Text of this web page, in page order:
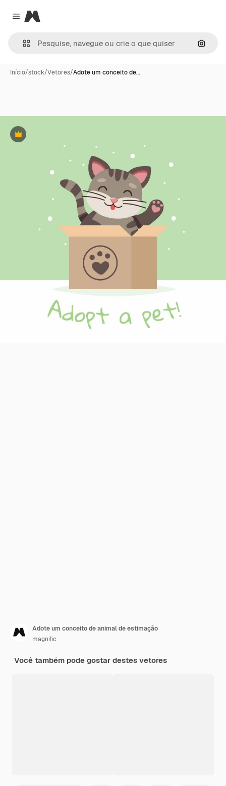
Close menu
Magnific
Início/stock/Vetores/Adote um conceito de…
Premium
Adote um conceito de animal de estimação
magnific
Você também pode gostar destes vetores